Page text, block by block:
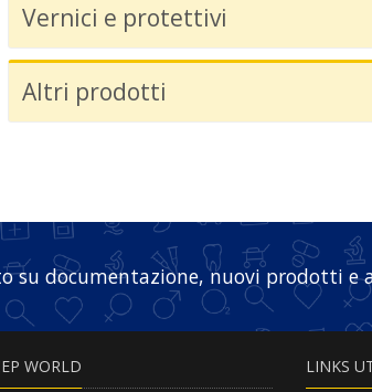
Vernici e protettivi
Altri prodotti
su documentazione, nuovi prodotti e
WORLD LINKS